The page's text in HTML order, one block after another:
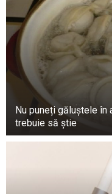
Nu puneți găluștele în
trebuie să știe